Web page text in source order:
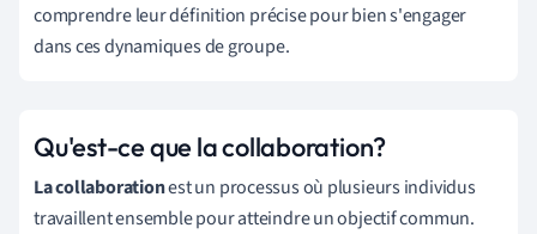
comprendre leur définition précise pour bien s'engager
dans ces dynamiques de groupe.
Qu'est-ce que la collaboration?
La collaborationest un processus où plusieurs individus
travaillent ensemble pour atteindre un objectif commun.